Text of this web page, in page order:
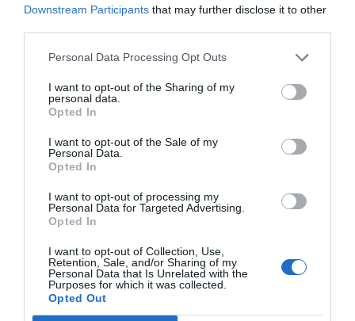
Downstream Participants that may further disclose it to other
Personal Data Processing Opt Outs
I want to opt-out of the Sharing of my
personal data.
Opted In
I want to opt-out of the Sale of my
Personal Data.
Opted In
I want to opt-out of processing my
Personal Data for Targeted Advertising.
Opted In
I want to opt-out of Collection, Use,
Retention, Sale, and/or Sharing of my
Personal Data that Is Unrelated with the
Purposes for which it was collected.
Opted Out